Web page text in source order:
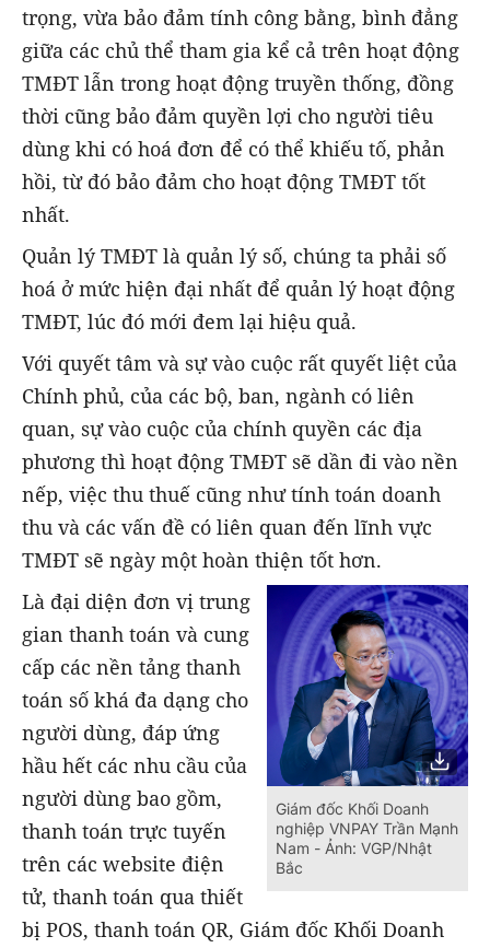
trọng, vừa bảo đảm tính công bằng, bình đẳng
giữa các chủ thể tham gia kể cả trên hoạt động
TMĐT lẫn trong hoạt động truyền thống, đồng
thời cũng bảo đảm quyền lợi cho người tiêu
dùng khi có hoá đơn để có thể khiếu tố, phản
hồi, từ đó bảo đảm cho hoạt động TMĐT tốt
nhất.
Quản lý TMĐT là quản lý số, chúng ta phải số
hoá ở mức hiện đại nhất để quản lý hoạt động
TMĐT, lúc đó mới đem lại hiệu quả.
Với quyết tâm và sự vào cuộc rất quyết liệt của
Chính phủ, của các bộ, ban, ngành có liên
quan, sự vào cuộc của chính quyền các địa
phương thì hoạt động TMĐT sẽ dần đi vào nền
nếp, việc thu thuế cũng như tính toán doanh
thu và các vấn đề có liên quan đến lĩnh vực
TMĐT sẽ ngày một hoàn thiện tốt hơn.
Giám đốc Khối Doanh
nghiệp VNPAY Trần Mạnh
Nam - Ảnh: VGP/Nhật
Bắc
Là đại diện đơn vị trung
gian thanh toán và cung
cấp các nền tảng thanh
toán số khá đa dạng cho
người dùng, đáp ứng
hầu hết các nhu cầu của
người dùng bao gồm,
thanh toán trực tuyến
trên các website điện
tử, thanh toán qua thiết
bị POS, thanh toán QR, Giám đốc Khối Doanh